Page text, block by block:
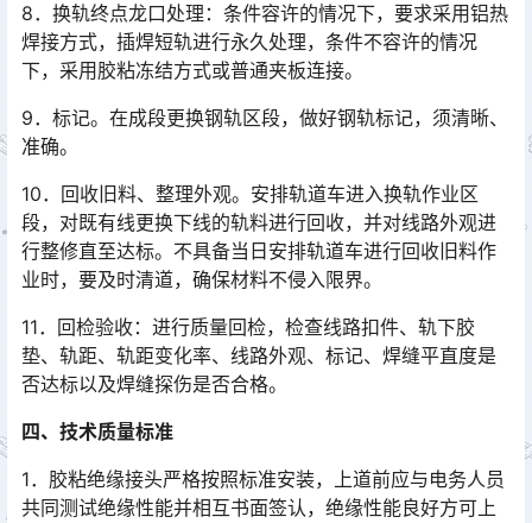
8．换轨终点龙口处理：条件容许的情况下，要求采用铝热
焊接方式，插焊短轨进行永久处理，条件不容许的情况
下，采用胶粘冻结方式或普通夹板连接。
9．标记。在成段更换钢轨区段，做好钢轨标记，须清晰、
准确。
10．回收旧料、整理外观。安排轨道车进入换轨作业区
段，对既有线更换下线的轨料进行回收，并对线路外观进
行整修直至达标。不具备当日安排轨道车进行回收旧料作
业时，要及时清道，确保材料不侵入限界。󠅅󠅃󠄵󠅂󠄪󠇖󠆨󠆨󠇕󠆞󠆒󠅬󠇘󠆭󠆘󠇙󠆝󠅵󠇗󠆭󠆁󠄐󠇗󠅹󠅸󠇖󠆍󠅳󠇖󠅹󠅰󠇖󠆌󠅹
11．回检验收：进行质量回检，检查线路扣件、轨下胶
垫、轨距、轨距变化率、线路外观、标记、焊缝平直度是
否达标以及焊缝探伤是否合格。
四、技术质量标准
1．胶粘绝缘接头严格按照标准安装，上道前应与电务人员
共同测试绝缘性能并相互书面签认，绝缘性能良好方可上